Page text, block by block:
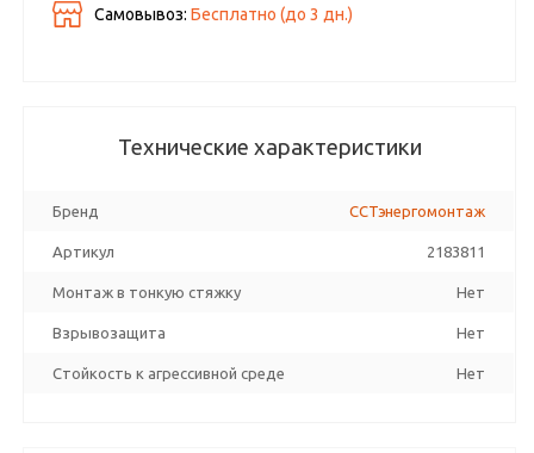
Самовывоз:Бесплатно (до3 дн.)
Технические характеристики
Бренд ССТэнергомонтаж
Артикул 2183811
Монтаж в тонкую стяжку Нет
Взрывозащита Нет
Стойкость к агрессивной среде Нет